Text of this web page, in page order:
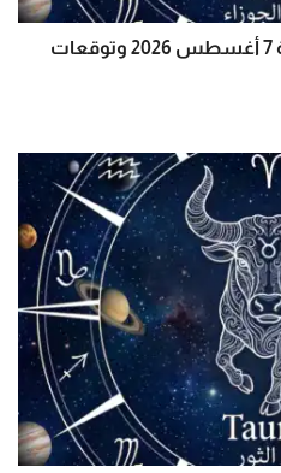
برج الجوزاء .. حظك يوم الجمعة 7 أغسطس 2026 وتوقعات